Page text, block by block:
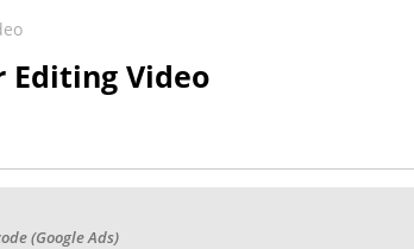
Editing Video
(Google Ads)